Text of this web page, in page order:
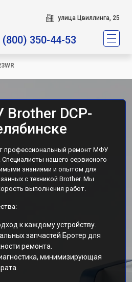
улица Цвиллинга, 25
(800) 350-44-53
DCP-
профессиональный ремонт МФУ
Специалисты нашего сервисного
знаниями и опытом для
с техникой Brother. Мы
выполнения работ.
к каждому устройству.
запчастей Бротер для
ремонта.
минимизирующая